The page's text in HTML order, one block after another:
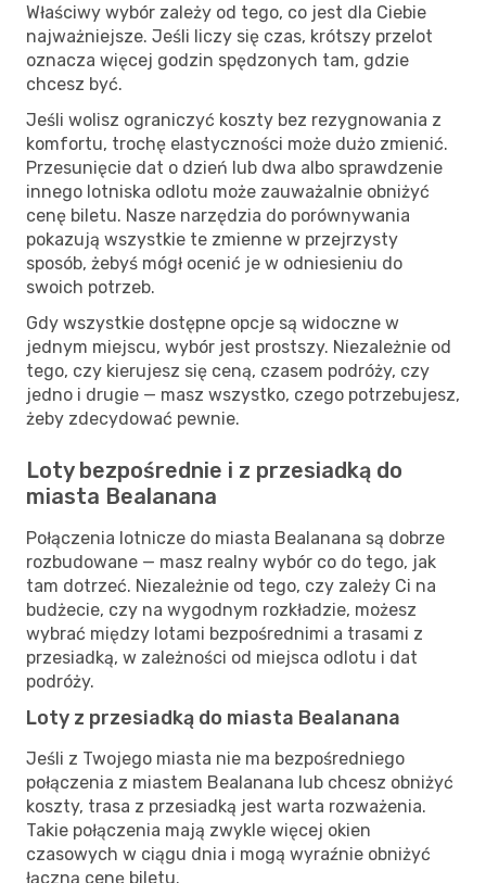
Właściwy wybór zależy od tego, co jest dla Ciebie
najważniejsze. Jeśli liczy się czas, krótszy przelot
oznacza więcej godzin spędzonych tam, gdzie
chcesz być.
Jeśli wolisz ograniczyć koszty bez rezygnowania z
komfortu, trochę elastyczności może dużo zmienić.
Przesunięcie dat o dzień lub dwa albo sprawdzenie
innego lotniska odlotu może zauważalnie obniżyć
cenę biletu. Nasze narzędzia do porównywania
pokazują wszystkie te zmienne w przejrzysty
sposób, żebyś mógł ocenić je w odniesieniu do
swoich potrzeb.
Gdy wszystkie dostępne opcje są widoczne w
jednym miejscu, wybór jest prostszy. Niezależnie od
tego, czy kierujesz się ceną, czasem podróży, czy
jedno i drugie — masz wszystko, czego potrzebujesz,
żeby zdecydować pewnie.
Loty bezpośrednie i z przesiadką do
miasta Bealanana
Połączenia lotnicze do miasta Bealanana są dobrze
rozbudowane — masz realny wybór co do tego, jak
tam dotrzeć. Niezależnie od tego, czy zależy Ci na
budżecie, czy na wygodnym rozkładzie, możesz
wybrać między lotami bezpośrednimi a trasami z
przesiadką, w zależności od miejsca odlotu i dat
podróży.
Loty z przesiadką do miasta Bealanana
Jeśli z Twojego miasta nie ma bezpośredniego
połączenia z miastem Bealanana lub chcesz obniżyć
koszty, trasa z przesiadką jest warta rozważenia.
Takie połączenia mają zwykle więcej okien
czasowych w ciągu dnia i mogą wyraźnie obniżyć
łączną cenę biletu.